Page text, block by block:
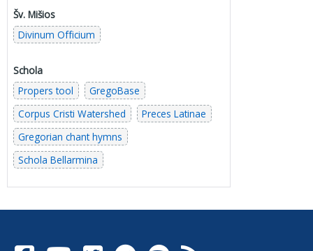
Šv. Mišios
Divinum Officium
Schola
Propers tool
GregoBase
Corpus Cristi Watershed
Preces Latinae
Gregorian chant hymns
Schola Bellarmina